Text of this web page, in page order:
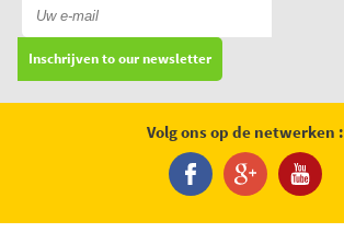
Inschrijven to our newsletter
Volg ons op de netwerken :